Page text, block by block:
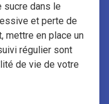
sucre dans le
et perte de
mettre en place un
régulier sont
de vie de votre